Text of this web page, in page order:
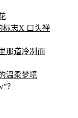
标志X 口头禅
那道冷冽而
温柔梦境
？